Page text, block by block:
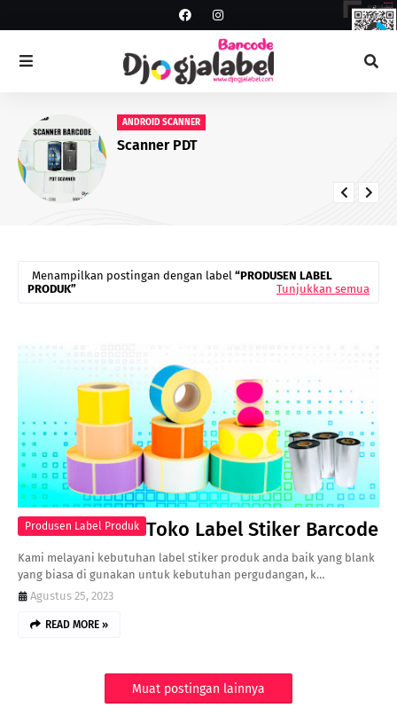
ANDROID SCANNER
Scanner PDT
Menampilkan postingan dengan label PRODUSEN LABEL
PRODUK
Tunjukkan semua
Produsen Label Produk Toko Label Stiker Barcode
Kami melayani kebutuhan label stiker produk anda baik yang blank
yang biasa di gunakan untuk kebutuhan pergudangan, k…
Agustus 25, 2023
READ MORE »
Muat postingan lainnya